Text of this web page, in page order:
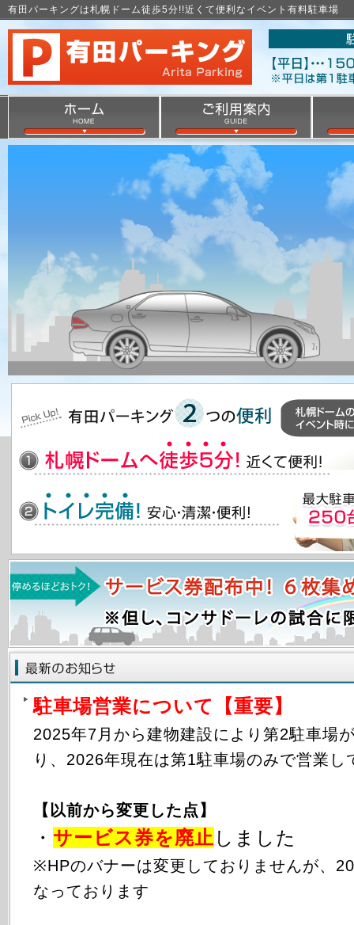
有田パーキングは札幌ドーム徒歩5分!!近くて便利なイベント有料駐車場
駐車場営業について【重要】
2025年7月から建物建設により第2駐車場
り、2026年現在は第1駐車場のみで営業し
【以前から変更した点】
・ サービス券を廃止 しました
※HPのバナーは変更しておりませんが、
なっております